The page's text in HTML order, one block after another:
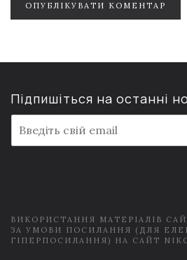
ОПУБЛІКУВАТИ КОМЕНТАР
Підпишіться на останні
m
a
ВИКОРИСТАННЯ МАТЕРІАЛІВ
ЗА УМОВИ ПОСИЛАННЯ (ДЛЯ
ГІПЕРПОСИЛАННЯ) НА САЙТ